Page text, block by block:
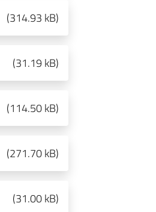
(314.93 kB)
(31.19 kB)
(114.50 kB)
(271.70 kB)
(31.00 kB)